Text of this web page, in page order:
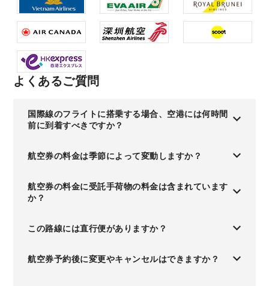
よくあるご質問
国際線のフライトに搭乗する場合、空港には何時間
前に到着すべきですか？
航空券の料金は季節によって変動しますか？
航空券の料金に受託手荷物の料金は含まれています
か？
この路線には直行便がありますか？
航空券予約後に変更やキャンセルはできますか？